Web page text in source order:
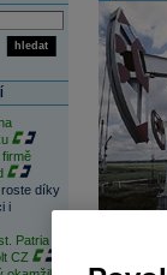
hledat
díky
i
Patria
CZ